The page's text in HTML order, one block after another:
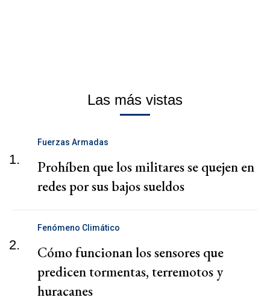
Las más vistas
1.
Fuerzas Armadas
Prohíben que los militares se quejen en
redes por sus bajos sueldos
2.
Fenómeno Climático
Cómo funcionan los sensores que
predicen tormentas, terremotos y
huracanes